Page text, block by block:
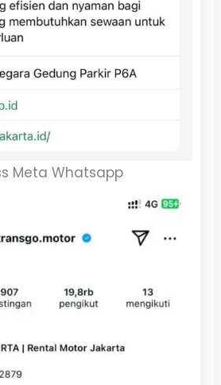
Meta Whatsapp